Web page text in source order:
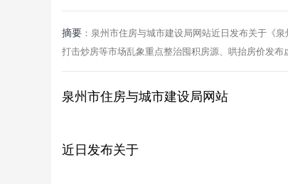
摘要 ：泉州市住房与城市建设局网站近日发布关于《
打击炒房等市场乱象重点整治囤积房源、哄抬房价发布
泉州市住房与城市建设局网站
近日发布关于